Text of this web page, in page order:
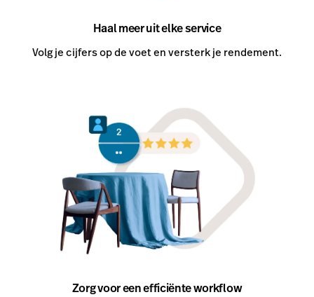
Haal meer uit elke service
Volg je cijfers op de voet en versterk je rendement.
Zorg voor een efficiënte workflow